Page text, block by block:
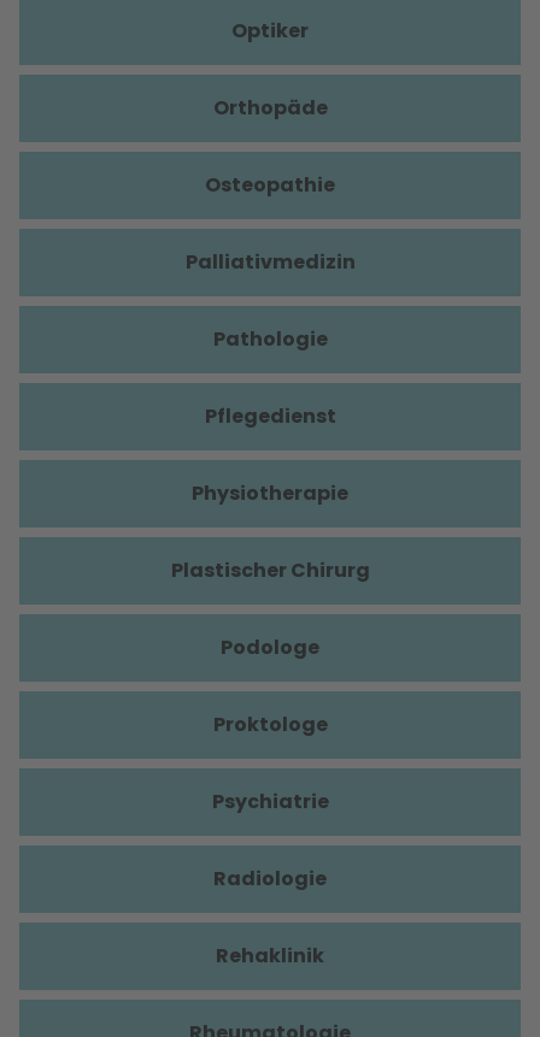
Optiker
Orthopäde
Osteopathie
Palliativmedizin
Pathologie
Pflegedienst
Physiotherapie
Plastischer Chirurg
Podologe
Proktologe
Psychiatrie
Radiologie
Rehaklinik